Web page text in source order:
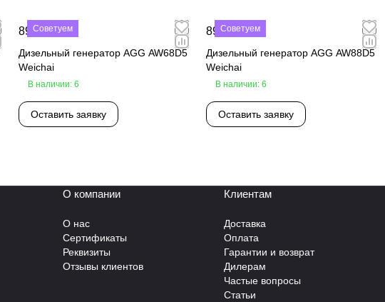
Советуем
890 000 ₽
Дизельный генератор AGG AW68D5
Weichai
В наличии: 6
Оставить заявку
Советуем
890 000 ₽
Дизельный генератор AGG AW88D5
Weichai
В наличии: 6
Оставить заявку
О компании
О нас
Сертификаты
Реквизиты
Отзывы клиентов
Клиентам
Доставка
Оплата
Гарантии и возврат
Дилерам
Частые вопросы
Статьи